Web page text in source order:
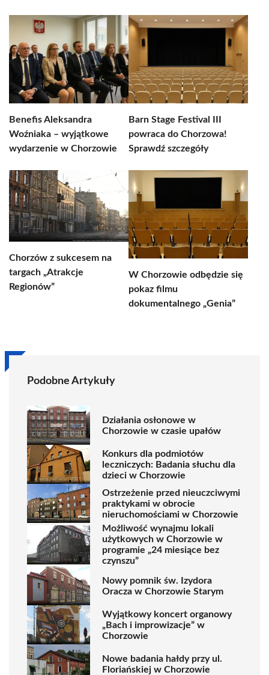
Benefis Aleksandra
Woźniaka – wyjątkowe
wydarzenie w Chorzowie
Barn Stage Festival III
powraca do Chorzowa!
Sprawdź szczegóły
Chorzów z sukcesem na
targach „Atrakcje
Regionów”
W Chorzowie odbędzie się
pokaz filmu
dokumentalnego „Genia”
Podobne Artykuły
Działania osłonowe w
Chorzowie w czasie upałów
Konkurs dla podmiotów
leczniczych: Badania słuchu dla
dzieci w Chorzowie
Ostrzeżenie przed nieuczciwymi
praktykami w obrocie
nieruchomościami w Chorzowie
Możliwość wynajmu lokali
użytkowych w Chorzowie w
programie „24 miesiące bez
czynszu”
Nowy pomnik św. Izydora
Oracza w Chorzowie Starym
Wyjątkowy koncert organowy
„Bach i improwizacje” w
Chorzowie
Nowe badania hałdy przy ul.
Floriańskiej w Chorzowie